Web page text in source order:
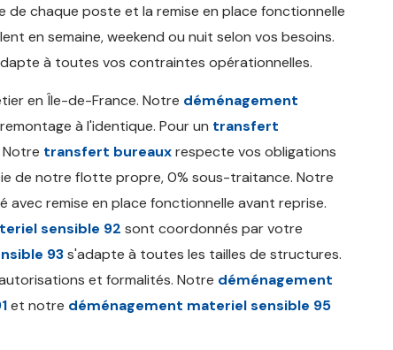
de chaque poste et la remise en place fonctionnelle
en semaine, weekend ou nuit selon vos besoins.
à toutes vos contraintes opérationnelles.
en Île-de-France. Notre déménagement
à l'identique. Pour un transfert
transfert bureauxrespecte vos obligations
de notre flotte propre, 0% sous-traitance. Notre
remise en place fonctionnelle avant reprise.
sensible 92 sont coordonnés par votre
93s'adapte à toutes les tailles de structures.
et formalités. Notre déménagement
et notre déménagement materiel sensible 95